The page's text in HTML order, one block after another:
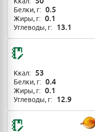
Белки, г: 0.5
Жиры, г: 0.1
Углеводы, г: 13.1
Ккал: 53
Белки, г: 0.4
Жиры, г: 0.1
Углеводы, г: 12.9